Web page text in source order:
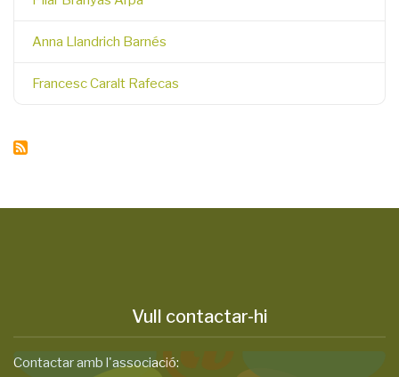
Anna Llandrich Barnés
Francesc Caralt Rafecas
Vull contactar-hi
Contactar amb l'associació: